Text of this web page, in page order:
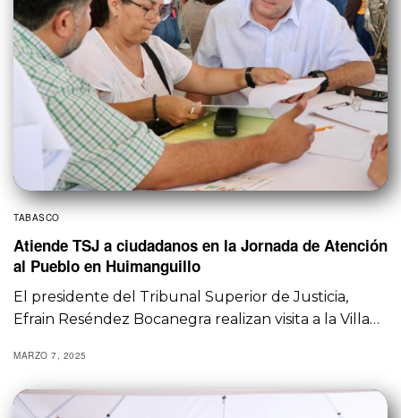
TABASCO
Atiende TSJ a ciudadanos en la Jornada de Atención
al Pueblo en Huimanguillo
El presidente del Tribunal Superior de Justicia,
Efrain Reséndez Bocanegra realizan visita a la Villa…
MARZO 7, 2025